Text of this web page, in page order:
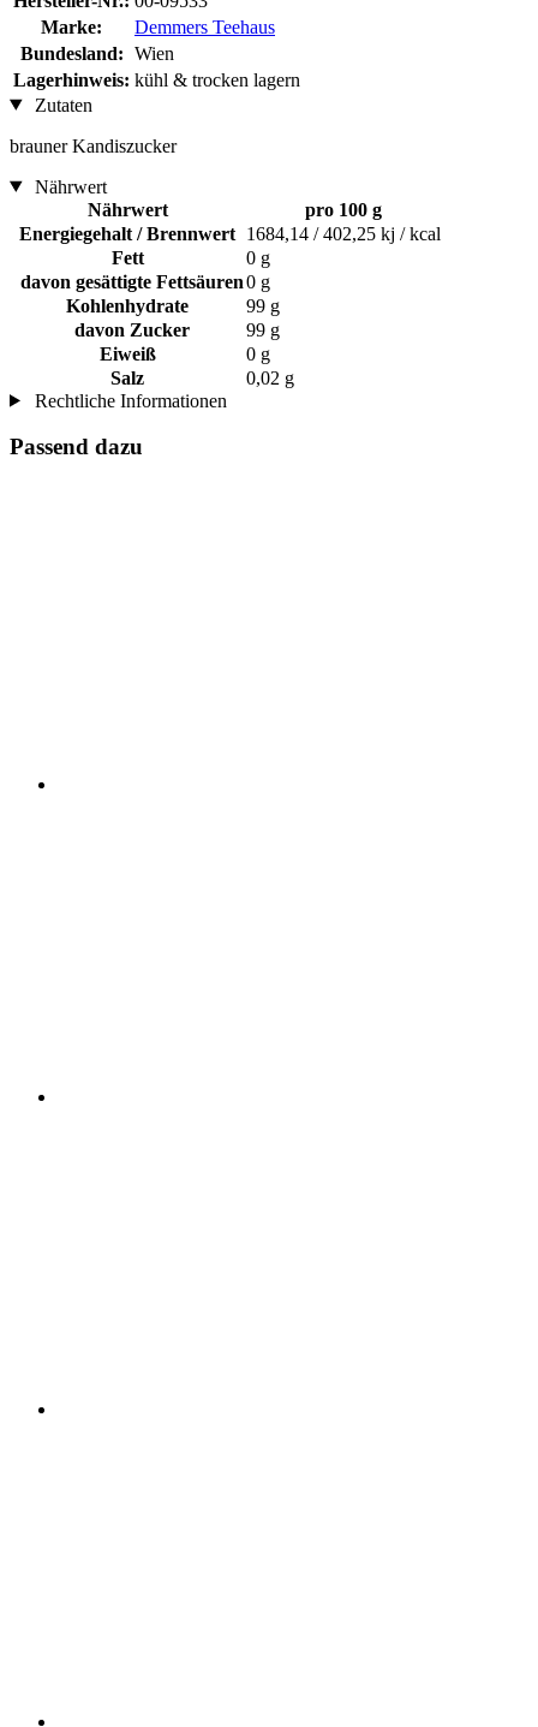
Marke:
Demmers Teehaus
Bundesland: Wien
Lagerhinweis: kühl & trocken lagern
Zutaten
brauner Kandiszucker
Nährwert
Nährwert
pro 100 g
Energiegehalt / Brennwert 1684,14 / 402,25 kj / kcal
Fett
0 g
davon gesättigte Fettsäuren0 g
Kohlenhydrate
99 g
davon Zucker
99 g
Eiweiß
0 g
Salz
0,02 g
Rechtliche Informationen
Passend dazu